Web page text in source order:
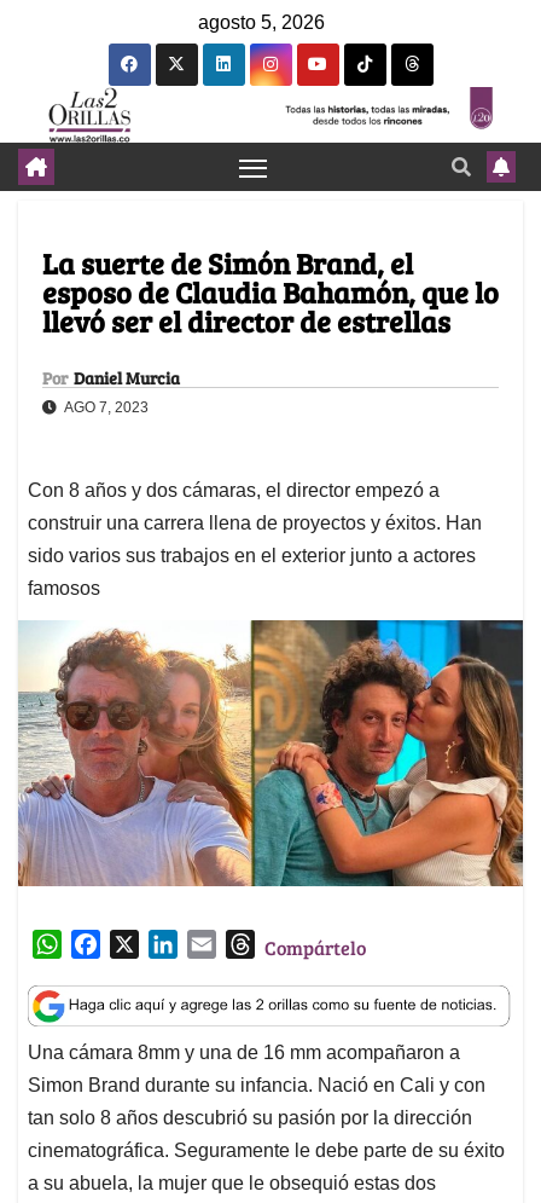
agosto 5, 2026
La suerte de Simón Brand, el
esposo de Claudia Bahamón, que lo
llevó ser el director de estrellas
Por Daniel Murcia
AGO 7, 2023
Con 8 años y dos cámaras, el director empezó a
construir una carrera llena de proyectos y éxitos. Han
sido varios sus trabajos en el exterior junto a actores
famosos
W
a
t
s
A
p
p
c
e
b
o
o
k
n
k
e
d
I
n
a
i
l
T
r
e
a
d
s
Compártelo
Una cámara 8mm y una de 16 mm acompañaron a
Simon Brand durante su infancia. Nació en Cali y con
tan solo 8 años descubrió su pasión por la dirección
cinematográfica. Seguramente le debe parte de su éxito
a su abuela, la mujer que le obsequió estas dos